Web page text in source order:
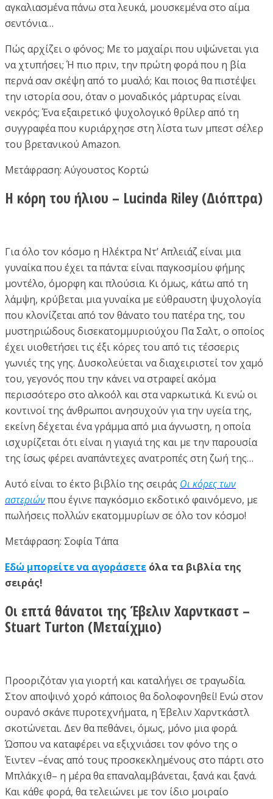
αγκαλιασμένα πάνω στα λευκά, μουσκεμένα στο αίμα
σεντόνια…
Πώς αρχίζει ο φόνος; Με το μαχαίρι που υψώνεται για
να χτυπήσει; Ή πιο πριν, την πρώτη φορά που η βία
περνά σαν σκέψη από το μυαλό; Και ποιος θα πιστέψει
την ιστορία σου, όταν ο μοναδικός μάρτυρας είναι
νεκρός; Ένα εξαιρετικό ψυχολογικό θρίλερ από τη
συγγραφέα που κυριάρχησε στη λίστα των μπεστ σέλερ
του βρετανικού Amazon.
Μετάφραση: Αύγουστος Κορτώ
Η κόρη του ήλιου – Lucinda Riley (Διόπτρα)
Για όλο τον κόσµο η Ηλέκτρα Ντ’ Απλειάζ είναι µια
γυναίκα που έχει τα πάντα: είναι παγκοσµίου φήµης
µοντέλο, όµορφη και πλούσια. Κι όµως, κάτω από τη
λάµψη, κρύβεται µια γυναίκα µε εύθραυστη ψυχολογία
που κλονίζεται από τον θάνατο του πατέρα της, του
µυστηριώδους δισεκατοµµυριούχου Πα Σαλτ, ο οποίος
έχει υιοθετήσει τις έξι κόρες του από τις τέσσερις
γωνιές της γης. Δυσκολεύεται να διαχειριστεί τον χαµό
του, γεγονός που την κάνει να στραφεί ακόµα
περισσότερο στο αλκοόλ και στα ναρκωτικά. Κι ενώ οι
κοντινοί της άνθρωποι ανησυχούν για την υγεία της,
εκείνη δέχεται ένα γράµµα από µια άγνωστη, η οποία
ισχυρίζεται ότι είναι η γιαγιά της και µε την παρουσία
της ίσως φέρει αναπάντεχες ανατροπές στη ζωή της…
Αυτό είναι το έκτο βιβλίο της σειράς Οι κόρες των
αστεριώνπου έγινε παγκόσμιο εκδοτικό φαινόμενο, µε
πωλήσεις πολλών εκατοµµυρίων σε όλο τον κόσµο!
Μετάφραση: Σοφία Τάπα
Εδώ μπορείτε να αγοράσετε όλα τα βιβλία της
σειράς!
Οι επτά θάνατοι της Έβελιν Χαρντκαστ –
Stuart Turton (Μεταίχμιο)
Προοριζόταν για γιορτή και καταλήγει σε τραγωδία.
Στον αποψινό χορό κάποιος θα δολοφονηθεί! Ενώ στον
ουρανό σκάνε πυροτεχνήματα, η Έβελιν Χαρντκάστλ
σκοτώνεται. Δεν θα πεθάνει, όμως, μόνο μια φορά.
Ώσπου να καταφέρει να εξιχνιάσει τον φόνο της ο
Έιντεν –ένας από τους προσκεκλημένους στο πάρτι στο
Μπλάκχιθ– η μέρα θα επαναλαμβάνεται, ξανά και ξανά.
Και κάθε φορά, θα τελειώνει με τον ίδιο μοιραίο